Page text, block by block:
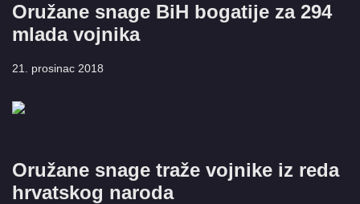
Oružane snage BiH bogatije za 294
mlada vojnika
21. prosinac 2018
Oružane snage traže vojnike iz reda
hrvatskog naroda